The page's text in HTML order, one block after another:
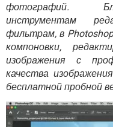
YANDEX
фотографий.
инструментам
фильтрам, в
компоновки,
изображения с
качества
бесплатной пробной